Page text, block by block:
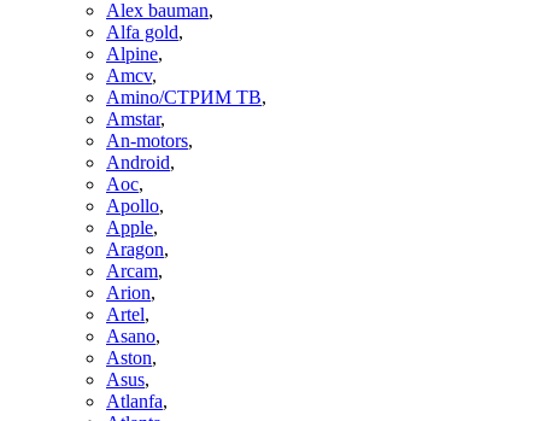
Alex bauman,
Alfa gold,
Alpine,
Amcv,
Amino/СТРИМ ТВ,
Amstar,
An-motors,
Android,
Aoc,
Apollo,
Apple,
Aragon,
Arcam,
Arion,
Artel,
Asano,
Aston,
Asus,
Atlanfa,